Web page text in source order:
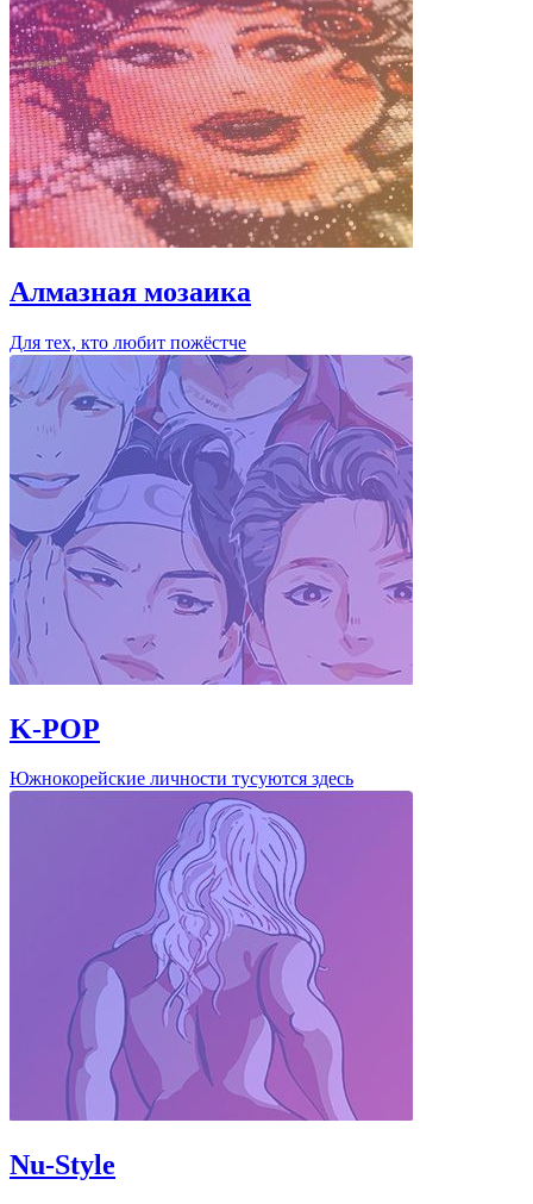
Алмазная мозаика
Для тех, кто любит пожёстче
K-POP
Южнокорейские личности тусуются здесь
Nu-Style